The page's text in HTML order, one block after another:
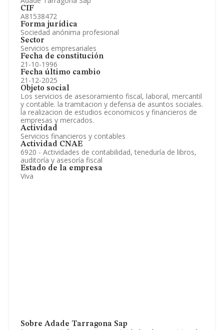
CIF
A81538472
Forma jurídica
Sociedad anónima profesional
Sector
Servicios empresariales
Fecha de constitución
21-10-1996
Fecha último cambio
21-12-2025
Objeto social
Los servicios de asesoramiento fiscal, laboral, mercantil
y contable. la tramitacion y defensa de asuntos sociales.
la realizacion de estudios economicos y financieros de
empresas y mercados.
Actividad
Servicios financieros y contables
Actividad CNAE
6920 - Actividades de contabilidad, teneduría de libros,
auditoría y asesoría fiscal
Estado de la empresa
Viva
Sobre Adade Tarragona Sap